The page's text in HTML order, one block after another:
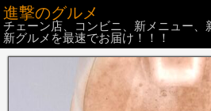
進撃のグルメ
チェーン店、コンビニ、新メニュー
新グルメを最速でお届け！！！